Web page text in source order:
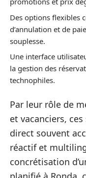
Des options flexibles
d’annulation et de
souplesse.
Une interface
la gestion des
technophiles.
Par leur rôle de
et vacanciers,
direct souvent
réactif et
concrétisation